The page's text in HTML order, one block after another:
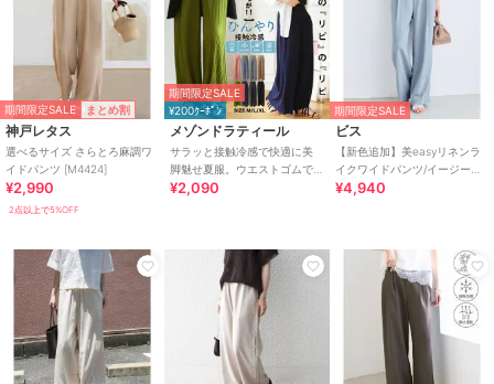
期間限定SALE まとめ割
神戸レタス
選べるサイズ さらとろ麻調ワ
イドパンツ [M4424]
¥2,990
2点以上で5%OFF
期間限定SALE
¥200ｸｰﾎﾟﾝ
メゾンドラティール
サラッと接触冷感で快適に美
脚魅せ夏服。ウエストゴムで
ラフに履けるのに上品プリー
¥2,090
期間限定SALE
ビス
【新色追加】美easyリネンラ
イクワイドパンツ/イージーケ
ア・接触冷感・セットアップ
¥4,940